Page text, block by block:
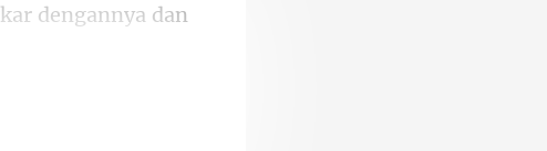
kar dengannya dan